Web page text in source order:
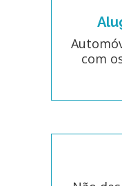
com